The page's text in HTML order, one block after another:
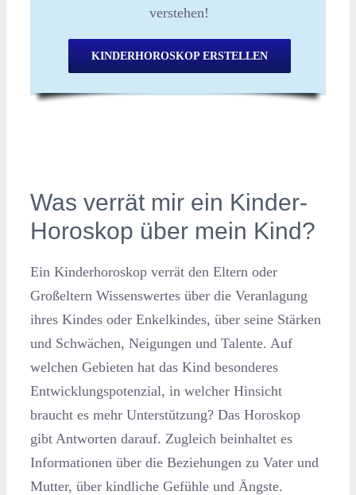
Was verrät mir ein Kinder-
Horoskop über mein Kind?
Ein Kinderhoroskop verrät den Eltern oder
Großeltern Wissenswertes über die Veranlagung
ihres Kindes oder Enkelkindes, über seine Stärken
und Schwächen, Neigungen und Talente. Auf
welchen Gebieten hat das Kind besonderes
Entwicklungspotenzial, in welcher Hinsicht
braucht es mehr Unterstützung? Das Horoskop
gibt Antworten darauf. Zugleich beinhaltet es
Informationen über die Beziehungen zu Vater und
Mutter, über kindliche Gefühle und Ängste.
verstehen!
KINDERHOROSKOP ERSTELLEN